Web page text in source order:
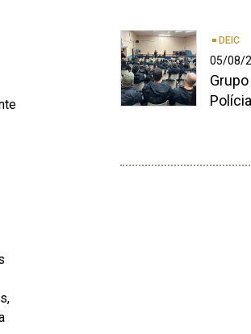
dispostos
em
cima
de
dizeres:
PC
DEIC
05/08/